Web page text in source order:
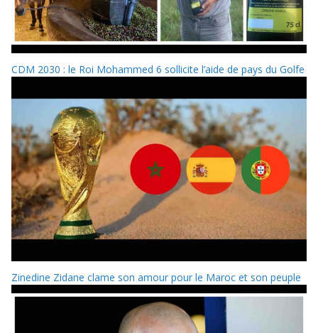
CDM 2030 : le Roi Mohammed 6 sollicite l’aide de pays du Golfe
Zinedine Zidane clame son amour pour le Maroc et son peuple